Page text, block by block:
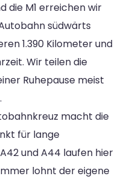
die M1 erreichen wir
südwärts
1.390 Kilometer und
Wir teilen die
Ruhepause meist
macht die
für lange
und A44 laufen hier
lohnt der eigene